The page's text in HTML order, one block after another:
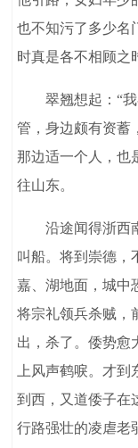
也不知污了多少名
时真是各不相顾之
翠翘想起：“我
管，身边颇有资蓄
那边适一个人，也
往山东。
沿途闻得浙西南
叫船。将到崇德，
嘉、湖地面，城中
将宗礼领兵杀贼，
出，杀了。倭势愈
上风声鹤唳。才
到西，又道倭子在
行路强壮的凌虐老